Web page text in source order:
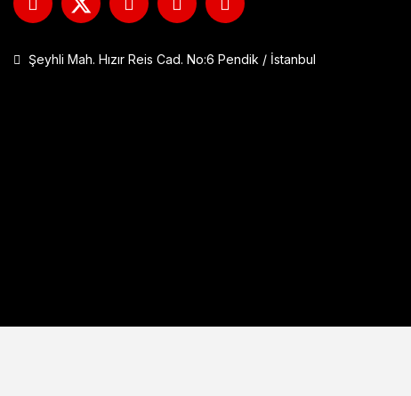
Şeyhli Mah. Hızır Reis Cad. No:6 Pendik / İstanbul